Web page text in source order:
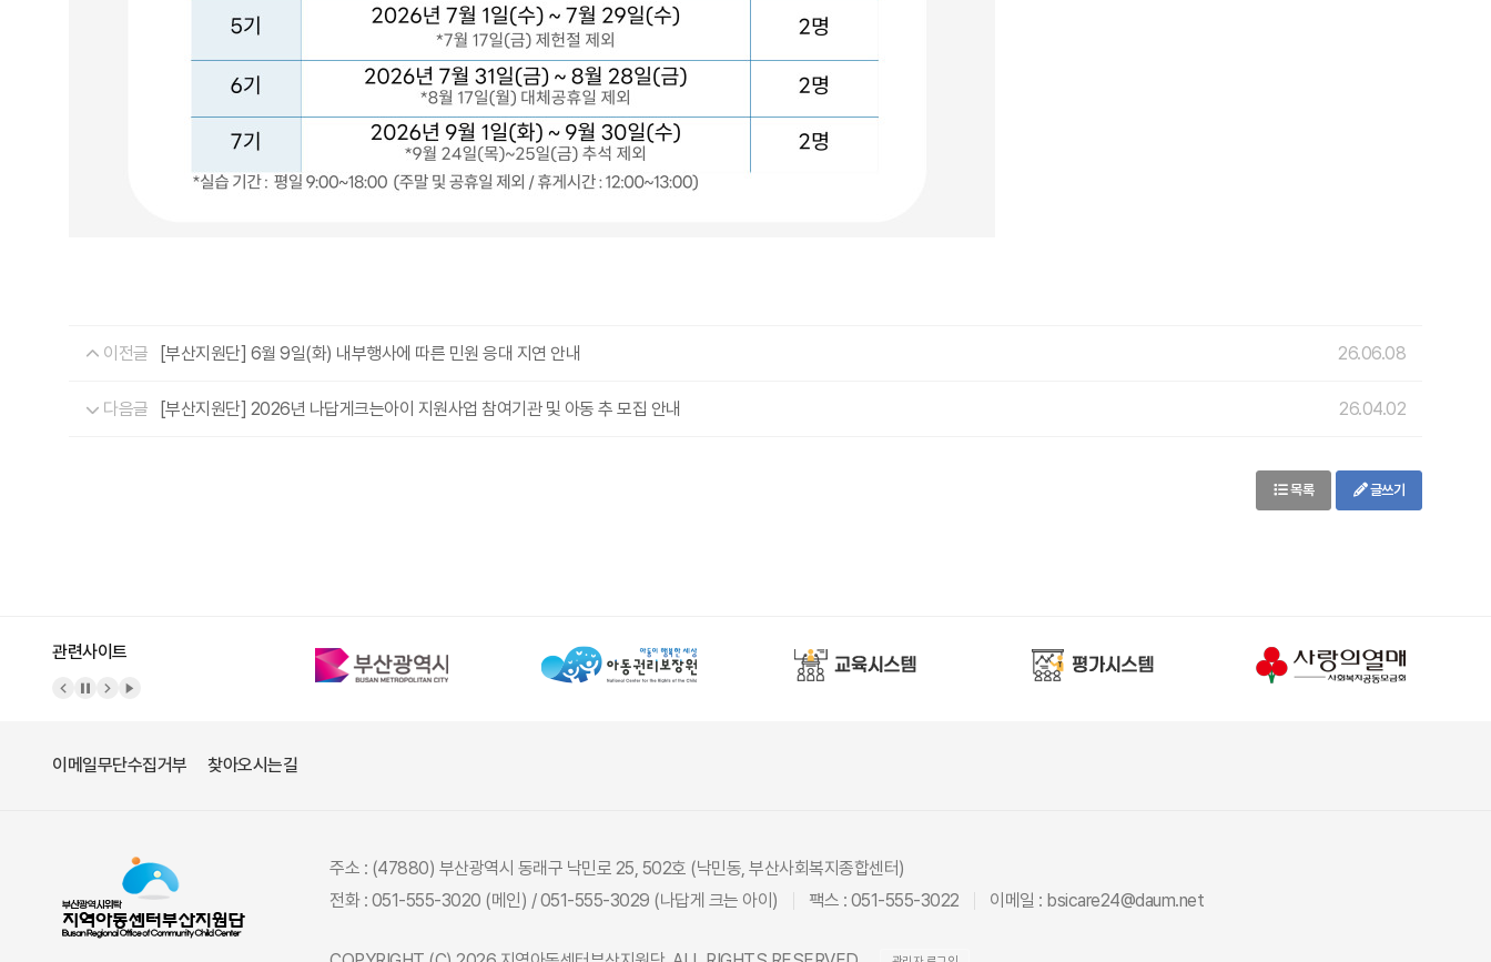
이전글 [부산지원단] 6월 9일(화) 내부행사에 따른 민원 응대 지연 안내 26.06.08
다음글 [부산지원단] 2026년 나답게크는아이 지원사업 참여기관 및 아동 추 모집 안내 26.04.02
목록 글쓰기
관련사이트
이메일무단수집거부 찾아오시는길
주소 : (47880) 부산광역시 동래구 낙민로 25, 502호 (낙민동, 부산사회복지종합센터)
전화 : 051-555-3020 (메인) / 051-555-3029 (나답게 크는 아이)
팩스 : 051-555-3022 이메일 : bsicare24@daum.net